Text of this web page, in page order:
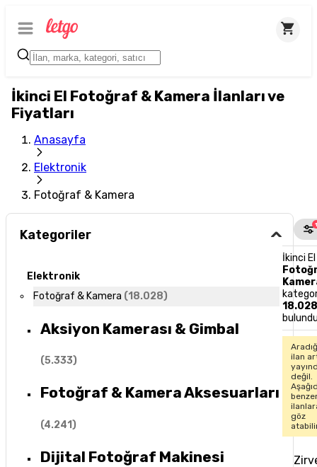
İkinci El Fotoğraf & Kamera İlanları ve
Fiyatları
Anasayfa
Elektronik
Fotoğraf & Kamera
Kategoriler
Elektronik
Fotoğraf & Kamera (18.028)
Aksiyon Kamerası & Gimbal
(5.333)
Fotoğraf & Kamera Aksesuarları
(4.241)
Dijital Fotoğraf Makinesi
İkinci El
ilan
değil.
göz